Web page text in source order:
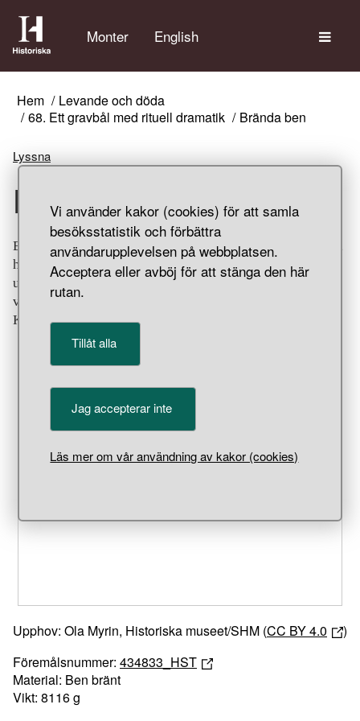
Vi använder kakor (cookies) för att samla
besöksstatistik och förbättra
användarupplevelsen på webbplatsen.
Acceptera eller avböj för att stänga den här
rutan.
Tillåt alla
Jag accepterar inte
Läs mer om vår användning av kakor (cookies)
Monter English
Hem
Levande och döda
68. Ett gravbål med rituell dramatik
Brända ben
Lyssna
Brända ben
Brända och fragmenterade kvarlevor efter människa, häst,
hund, gris, katt och fågel samt klor av björn. De senare
utgör spåren efter en björnfäll som de döda lades på eller
virades in i innan gravbålet antändes. Gravfynd från
Klinta, Köpings socken, Öland.
Unable to open [object Object]: HTTP 0 attempting to load
Upphov: Ola Myrin, Historiska museet/SHM (CC BY 4.0
)
Föremålsnummer: 434833_HST
Material: Ben bränt
Vikt: 8116 g